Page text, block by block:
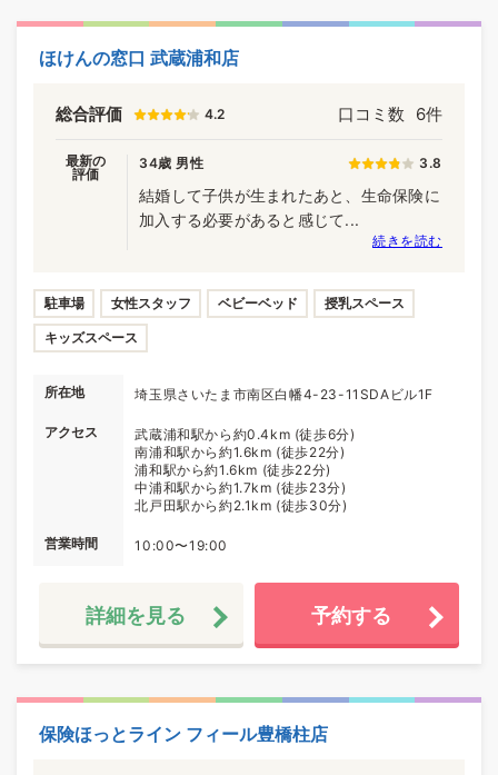
ほけんの窓口 武蔵浦和店
総合評価 4.2 口コミ数 6件
最新の
評価
34歳 男性 3.8
結婚して子供が生まれたあと、生命保険に
加入する必要があると感じて...
続きを読む
駐車場 女性スタッフ ベビーベッド 授乳スペース
キッズスペース
所在地 埼玉県さいたま市南区白幡4-23-11SDAビル1F
アクセス
武蔵浦和駅から約0.4km (徒歩6分)
南浦和駅から約1.6km (徒歩22分)
浦和駅から約1.6km (徒歩22分)
中浦和駅から約1.7km (徒歩23分)
北戸田駅から約2.1km (徒歩30分)
営業時間 10:00〜19:00
詳細を見る 予約する
保険ほっとライン フィール豊橋柱店